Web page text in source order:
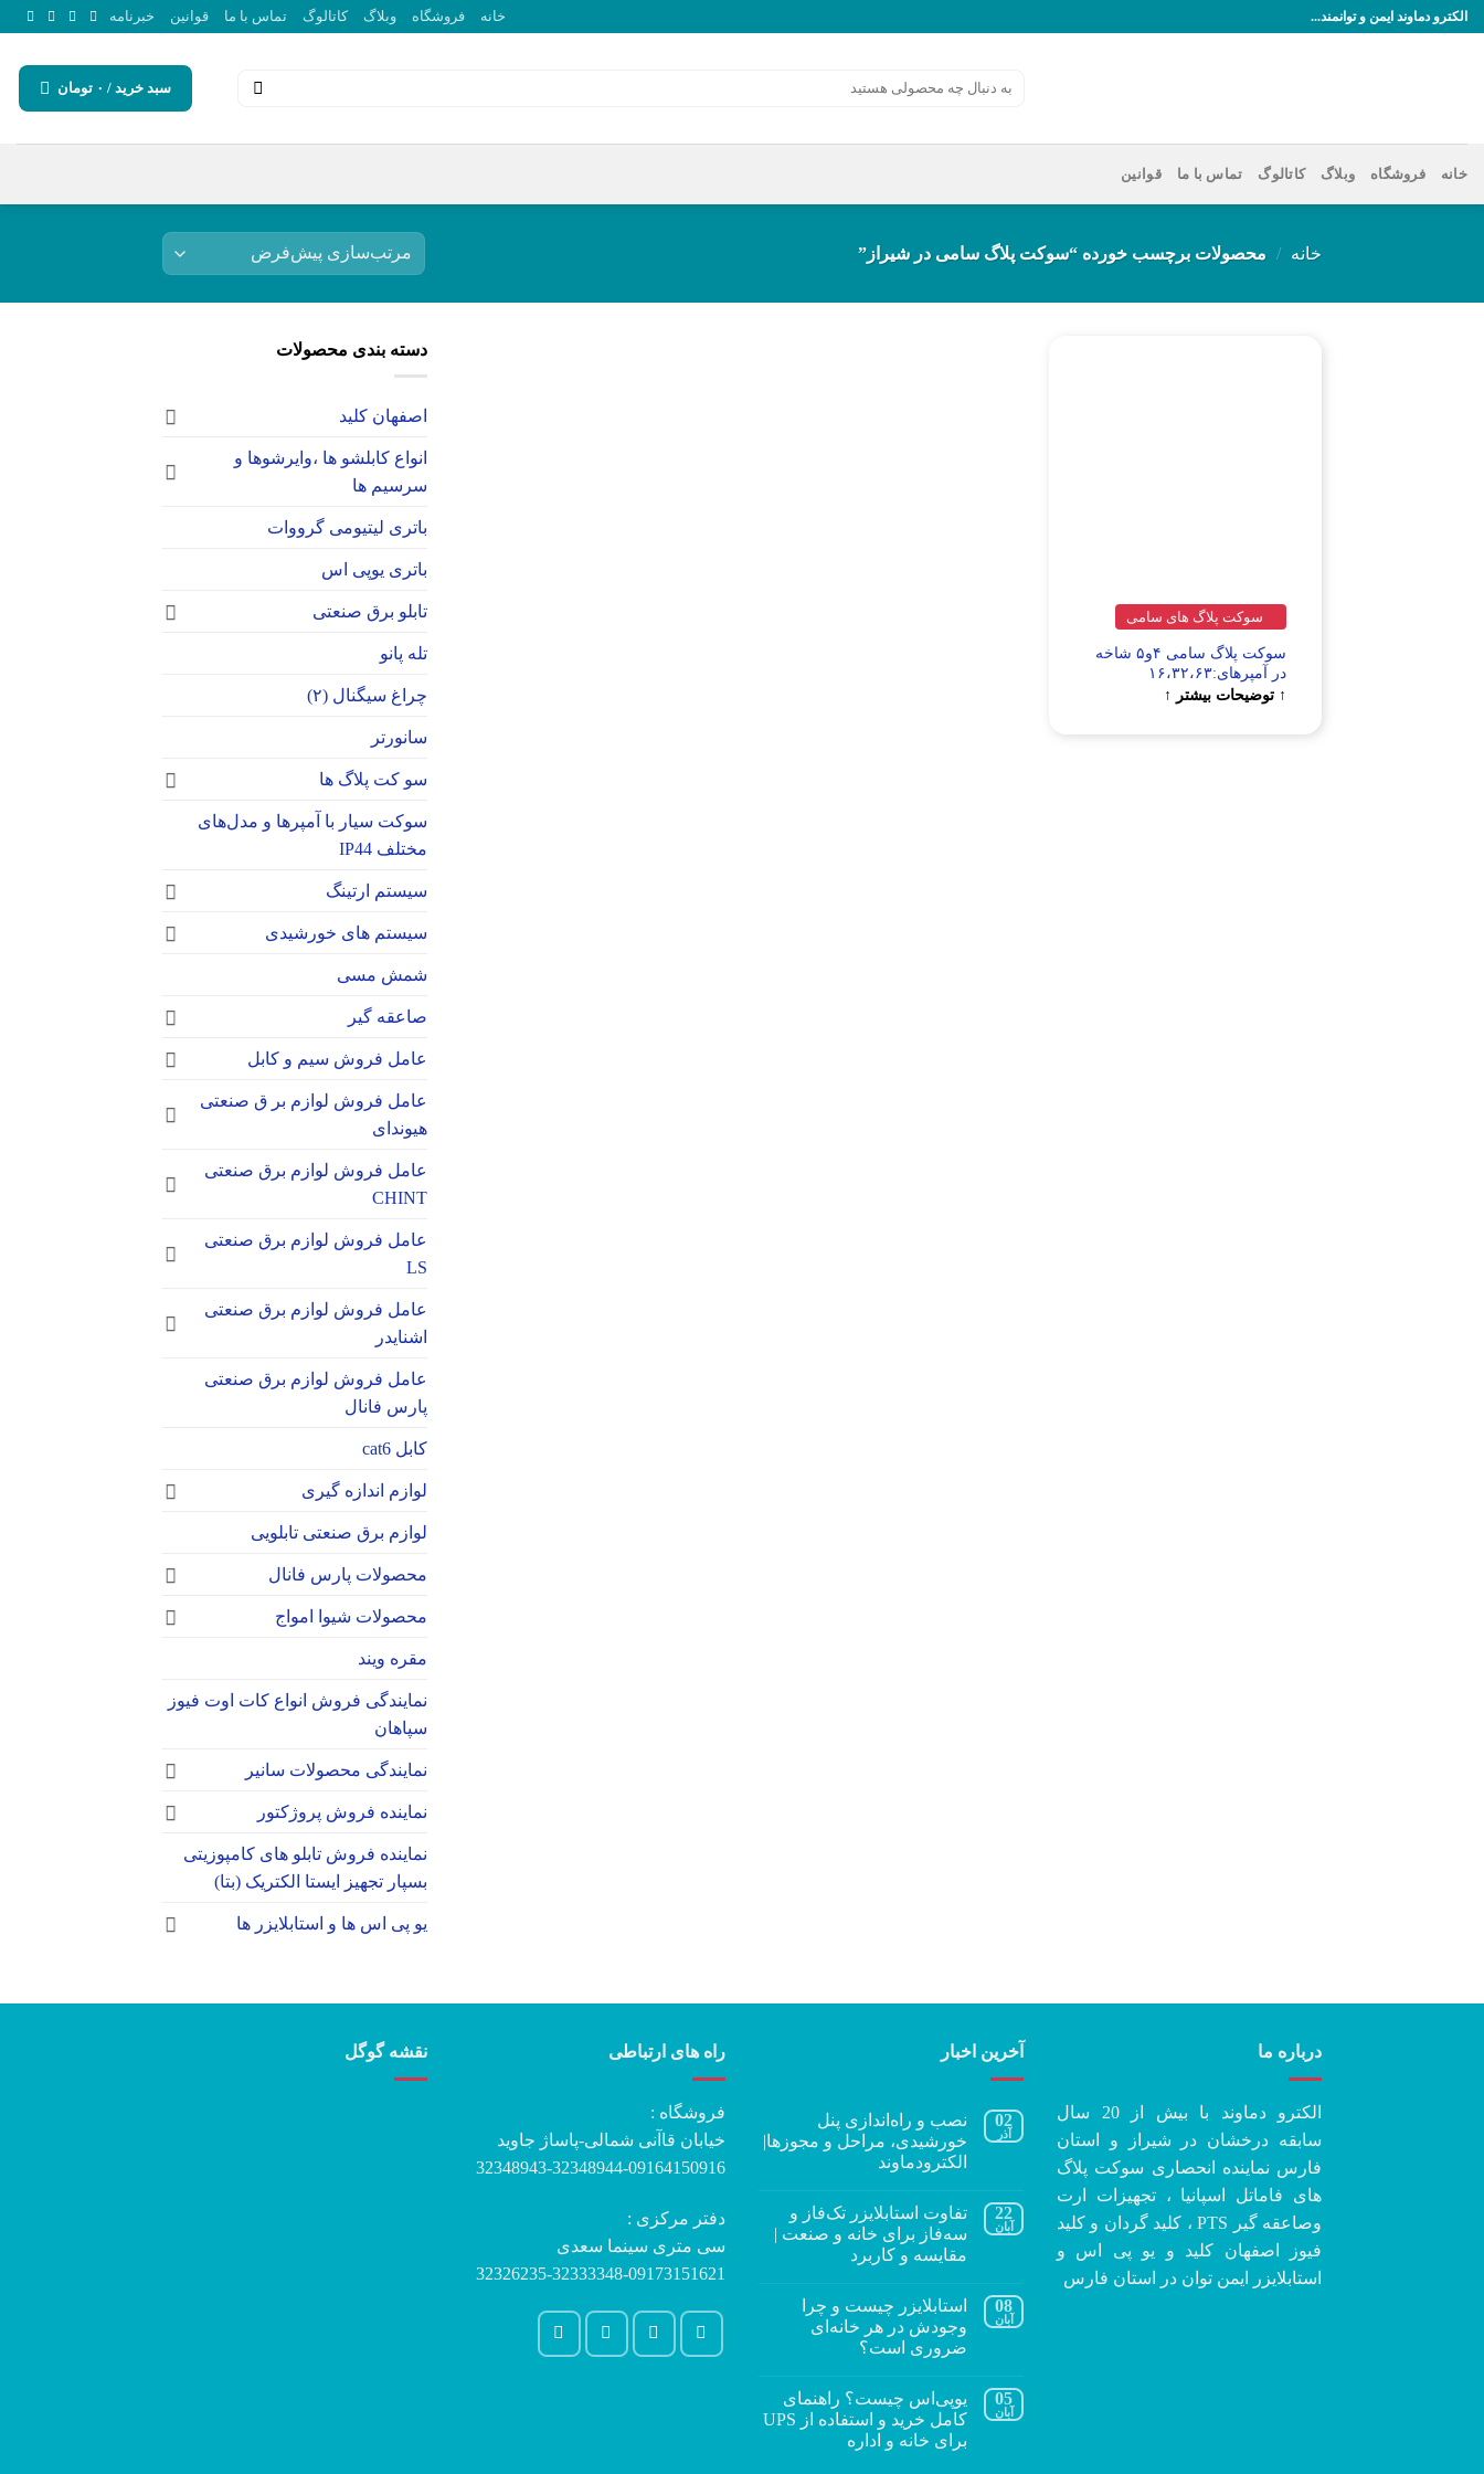
پرشالکترو دماوند ایمن و توانمند... خانه فروشگاه وبلاگ کاتالوگ تماس با ما قوانین خبرنامه
برای:
سبد خرید / ۰ تومان
خانه فروشگاه وبلاگ کاتالوگ تماس با ما قوانین
خانه / محصولات برچسب خورده “سوکت پلاگ سامی در شیراز”
سوکت پلاگ های سامی
سوکت پلاگ سامی ۴و۵ شاخه
در آمپرهای:۱۶،۳۲،۶۳
↑ توضیحات بیشتر ↑
دسته بندی محصولات
اصفهان کلید
انواع کابلشو ها ،وایرشوها و
سرسیم ها
باتری لیتیومی گرووات
باتری یوپی اس
تابلو برق صنعتی
تله پانو
چراغ سیگنال (۲)
سانورتر
سو کت پلاگ ها
سوکت‌ سیار با آمپرها و مدل‌های
مختلف IP44
سیستم ارتینگ
سیستم های خورشیدی
شمش مسی
صاعقه گیر
عامل فروش سیم و کابل
عامل فروش لوازم بر ق صنعتی
هیوندای
عامل فروش لوازم برق صنعتی
CHINT
عامل فروش لوازم برق صنعتی
LS
عامل فروش لوازم برق صنعتی
اشنایدر
عامل فروش لوازم برق صنعتی
پارس فانال
کابل cat6
لوازم اندازه گیری
لوازم برق صنعتی تابلویی
محصولات پارس فانال
محصولات شیوا امواج
مقره ویند
نمایندگی فروش انواع کات اوت فیوز
سپاهان
نمایندگی محصولات سانیر
نماینده فروش پروژکتور
نماینده فروش تابلو های کامپوزیتی
بسپار تجهیز ایستا الکتریک (بتا)
یو پی اس ها و استابلایزر ها
درباره ما
الکترو دماوند با بیش از 20 سال
سابقه درخشان در شیراز و استان
فارس نماینده انحصاری سوکت پلاگ
های فاماتل اسپانیا ، تجهیزات ارت
وصاعقه گیر PTS ، کلید گردان و کلید
فیوز اصفهان کلید و یو پی اس و
استابلایزر ایمن توان در استان فارس
آخرین اخبار
02
آذر
نصب و راه‌اندازی پنل
خورشیدی، مراحل و مجوزها|
الکترودماوند
22
آبان
تفاوت استابلایزر تک‌فاز و
سه‌فاز برای خانه و صنعت |
مقایسه و کاربرد
08
آبان
استابلایزر چیست و چرا
وجودش در هر خانه‌ای
ضروری است؟
05
آبان
یوپی‌اس چیست؟ راهنمای
کامل خرید و استفاده از UPS
برای خانه و اداره
راه های ارتباطی
فروشگاه :
خیابان قاآنی شمالی-پاساژ جاوید
32348943-32348944-09164150916
دفتر مرکزی :
سی متری سینما سعدی
32326235-32333348-09173151621
نقشه گوگل